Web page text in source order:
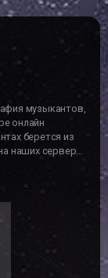
музыкантов,
онлайн
берется из
наших серверах